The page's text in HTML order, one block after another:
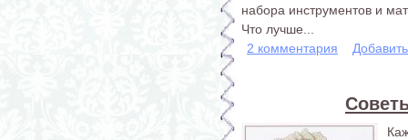
набора инструментов и
Что лучше...
2 комментария